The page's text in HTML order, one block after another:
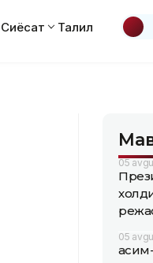
Сиёсат Таҳлил
05
05